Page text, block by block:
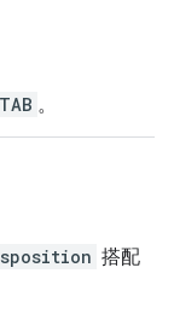
。
搭配